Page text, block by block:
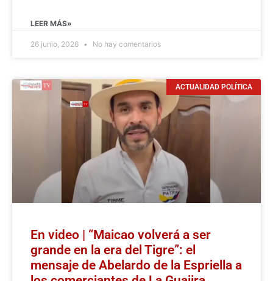
LEER MÁS»
26 junio, 2026 No hay comentarios
ACTUALIDAD POLÍTICA
En video | “Maicao volverá a ser
grande en la era del Tigre”: el
mensaje de Abelardo de la Espriella a